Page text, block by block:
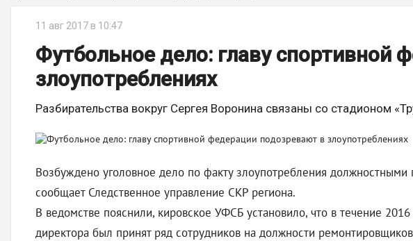
11 авг 2017 в 10:47
Футбольное дело: главу спортивной
злоупотреблениях
Разбирательства вокруг Сергея Воронина связаны со стадионом
Возбуждено уголовное дело по факту злоупотребления
сообщает Следственное управление СКР региона.
В ведомстве пояснили, кировское УФСБ установило, что в течение
директора был принят ряд сотрудников на должности